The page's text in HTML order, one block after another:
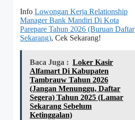
Info Lowongan Kerja Relationship
Manager Bank Mandiri Di Kota
Parepare Tahun 2026 (Buruan Daftar
Sekarang), Cek Sekarang!
Baca Juga : Loker Kasir
Alfamart Di Kabupaten
Tambrauw Tahun 2026
(Jangan Menunggu, Daftar
Segera) Tahun 2025 (Lamar
Sekarang Sebelum
Ketinggalan)